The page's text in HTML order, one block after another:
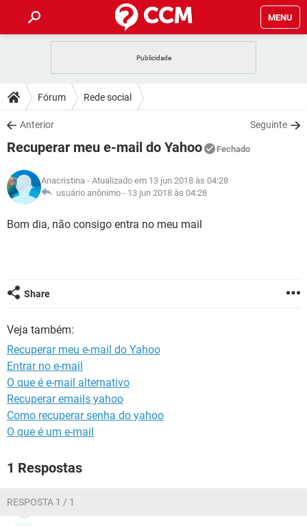
MENU
CELULAR
OUTLOOK
INSTAGRAM GMAIL
GUIA DE COMPRAS
DICAS
JOGOS
INSTAGRAM GMAIL
GUIA DE COMPRAS
DOWNLOADS
JOGOS WHATSAPP
CELULAR
OUTLOOK EXCEL
INSTAGRAM
FÓRUM
JOGOS WHATSAPP
CELULAR
OUTLOOK EXCEL
GLOSSÁRIO
JOGOS WHATSAPP
INSTAGRAM
Fórum Rede social
Anterior Seguinte
Recuperar meu e-mail do Yahoo Fechado
Anacristina - Atualizado em 13 jun 2018 às 04:28
usuário anônimo - 13 jun 2018 às 04:28
Bom dia, não consigo entra no meu mail
Share
Veja também:
Recuperar meu e-mail do Yahoo
Entrar no e-mail
O que é e-mail alternativo
Recuperar emails yahoo
Como recuperar senha do yahoo
O que é um e-mail
1 Respostas
RESPOSTA 1 / 1